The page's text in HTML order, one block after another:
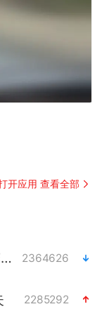
开应用 查看全部
上海明日之星冠军杯调整决赛时间 2364626
2285292